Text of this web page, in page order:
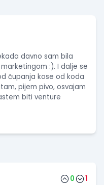
davno sam bila
:). I dalje se
čupanja kose od koda
pijem pivo, osvajam
biti venture
0 1